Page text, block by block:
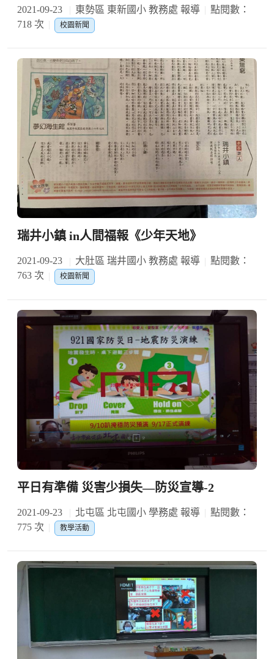
2021-09-23 東勢區 東新國小 教務處 報導
點閱數：
718 次
校園新聞
瑞井小鎮 in人間福報《少年天地》
2021-09-23 大肚區 瑞井國小 教務處 報導
點閱數：
763 次
校園新聞
平日有準備 災害少損失—防災宣導-2
2021-09-23 北屯區 北屯國小 學務處 報導
點閱數：
775 次
教學活動